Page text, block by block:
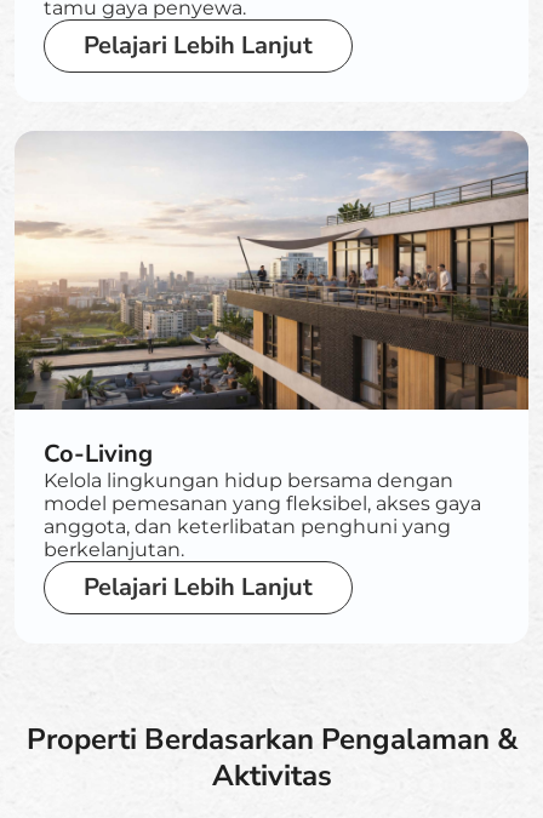
tamu gaya penyewa.
Pelajari Lebih Lanjut
Co-Living
Kelola lingkungan hidup bersama dengan
model pemesanan yang fleksibel, akses gaya
anggota, dan keterlibatan penghuni yang
berkelanjutan.
Pelajari Lebih Lanjut
Properti Berdasarkan Pengalaman &
Aktivitas